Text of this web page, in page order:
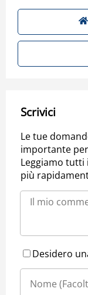
Scrivici
Le tue
importante
Leggiamo tutti
più
Desidero